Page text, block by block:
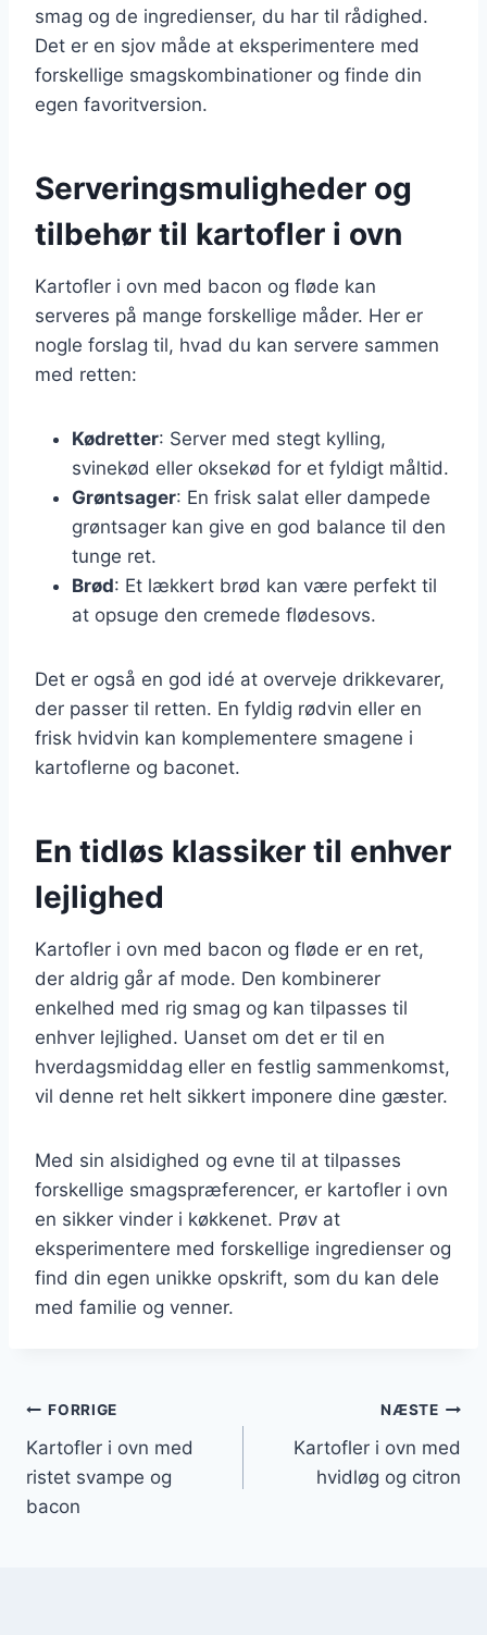
smag og de ingredienser, du har til rådighed.
Det er en sjov måde at eksperimentere med
forskellige smagskombinationer og finde din
egen favoritversion.
Serveringsmuligheder og
tilbehør til kartofler i ovn
Kartofler i ovn med bacon og fløde kan
serveres på mange forskellige måder. Her er
nogle forslag til, hvad du kan servere sammen
med retten:
Kødretter: Server med stegt kylling,
svinekød eller oksekød for et fyldigt måltid.
Grøntsager: En frisk salat eller dampede
grøntsager kan give en god balance til den
tunge ret.
Brød: Et lækkert brød kan være perfekt til
at opsuge den cremede flødesovs.
Det er også en god idé at overveje drikkevarer,
der passer til retten. En fyldig rødvin eller en
frisk hvidvin kan komplementere smagene i
kartoflerne og baconet.
En tidløs klassiker til enhver
lejlighed
Kartofler i ovn med bacon og fløde er en ret,
der aldrig går af mode. Den kombinerer
enkelhed med rig smag og kan tilpasses til
enhver lejlighed. Uanset om det er til en
hverdagsmiddag eller en festlig sammenkomst,
vil denne ret helt sikkert imponere dine gæster.
Med sin alsidighed og evne til at tilpasses
forskellige smagspræferencer, er kartofler i ovn
en sikker vinder i køkkenet. Prøv at
eksperimentere med forskellige ingredienser og
find din egen unikke opskrift, som du kan dele
med familie og venner.
Indlægsnavigation
FORRIGE
Kartofler i ovn med
ristet svampe og
bacon
NÆSTE
Kartofler i ovn med
hvidløg og citron